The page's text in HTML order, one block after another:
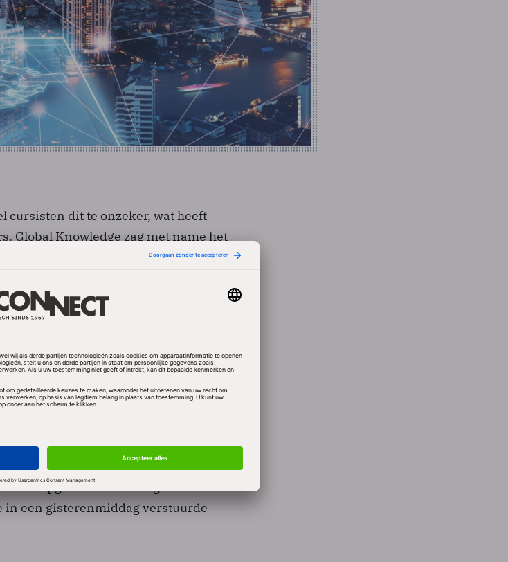
cursisten dit te onzeker, wat heeft
Global Knowledge zag met name het
en Nieuwegein hierdoor stijgen.
Exchange 2010, maar ook andere
staan meer in de belangstelling
een aantal suggestieve uitlatingen
Dat schoot de ICT-opleider in het
rechter stapte. Die bepaalde dat
het doen van deze mededelingen
gehandeld. Wij betreuren dit
hetgeen wij ten aanzien van (de
opgemerkt als niet geschreven te
in een gisterenmiddag verstuurde